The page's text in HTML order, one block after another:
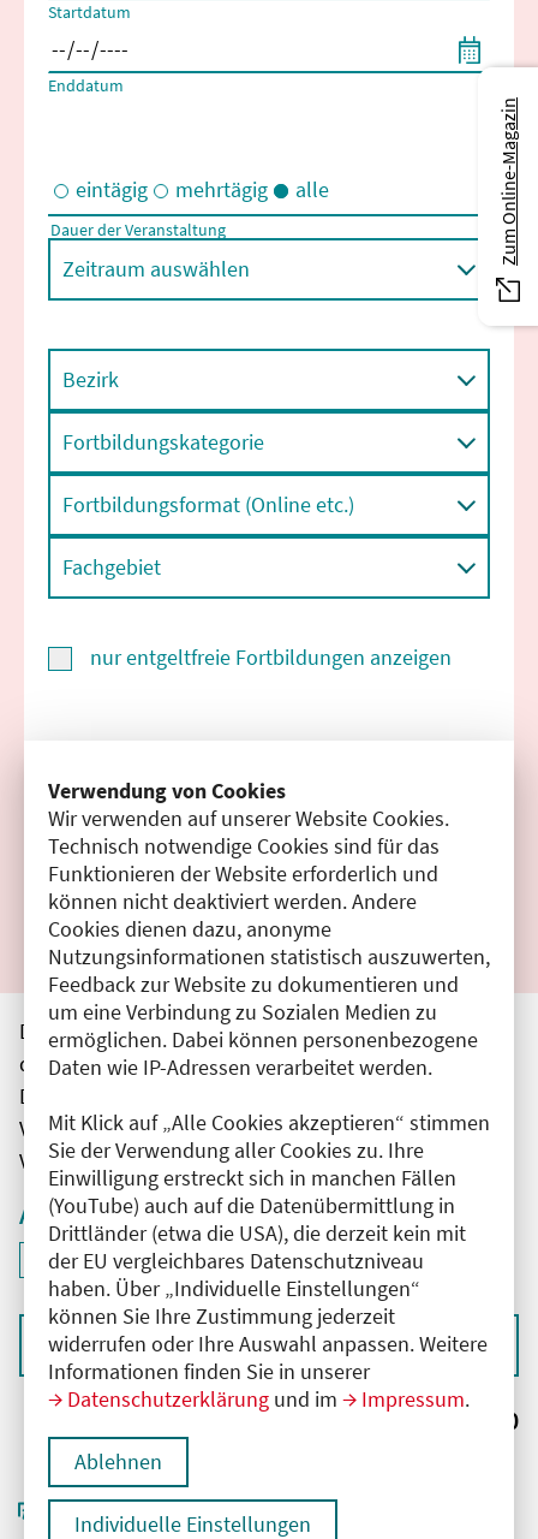
Verwendung von Cookies
Wir verwenden auf unserer Website Cookies.
Technisch notwendige Cookies sind für das
Funktionieren der Website erforderlich und
können nicht deaktiviert werden. Andere
Cookies dienen dazu, anonyme
Nutzungsinformationen statistisch auszuwerten,
Feedback zur Website zu dokumentieren und
um eine Verbindung zu Sozialen Medien zu
ermöglichen. Dabei können personenbezogene
Daten wie IP-Adressen verarbeitet werden.
Mit Klick auf „Alle Cookies akzeptieren“ stimmen
Sie der Verwendung aller Cookies zu. Ihre
Einwilligung erstreckt sich in manchen Fällen
(YouTube) auch auf die Datenübermittlung in
Drittländer (etwa die USA), die derzeit kein mit
der EU vergleichbares Datenschutzniveau
haben. Über „Individuelle Einstellungen“
können Sie Ihre Zustimmung jederzeit
widerrufen oder Ihre Auswahl anpassen. Weitere
Informationen finden Sie in unserer
Datenschutzerklärung und im Impressum.
Ablehnen
Individuelle Einstellungen
Startdatum
Enddatum
Eintägige und/oder mehrtägige Veranstaltungen
eintägig mehrtägig alle
Dauer der Veranstaltung
Zeitraum auswählen
Bezirk
Fortbildungskategorie
Fortbildungsformat (Online etc.)
Fachgebiet
nur entgeltfreie Fortbildungen anzeigen
Filter zurücksetzen
Ergebnisse drucken
Die hier aufgeführten Veranstaltungen entsprechen
den unmittelbar vom Veranstalter getätigten Angaben.
Die Ärztekammer Berlin übernimmt keine
Verantwortung für den Inhalt, die Haftung obliegt dem
Veranstalter.
Aktive Filter
Filter
ID: ANT-2502698
deaktivieren und Suchergebnisse neu laden
Sortieren nach
Ergebnisse: 0
Zum Online-Magazin